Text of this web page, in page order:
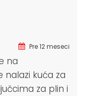
Pre 12 meseci
na
kuća za
za plin i